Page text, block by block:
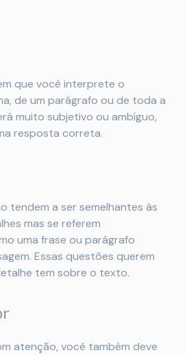
que você interprete o
de um parágrafo ou de toda a
muito subjetivo ou ambíguo,
resposta correta.
tendem a ser semelhantes às
mas se referem
uma frase ou parágrafo
Essas questões querem
tem sobre o texto.
atenção, você também deve